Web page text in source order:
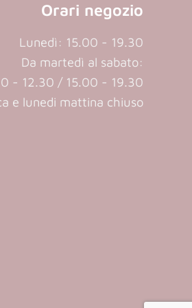
Orari negozio
Lunedì: 15.00 - 19.30
Da martedì al sabato:
- 12.30 / 15.00 - 19.30
e lunedi mattina chiuso